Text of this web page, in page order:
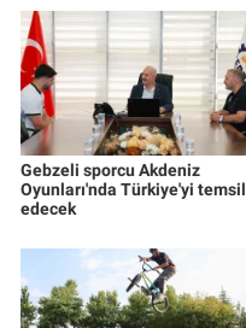
Gebzeli sporcu Akdeniz
Oyunları'nda Türkiye'yi temsil
edecek